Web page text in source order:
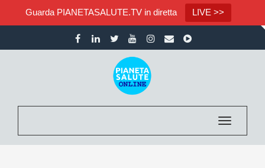
Guarda PIANETASALUTE.TV in diretta LIVE >>
Toggle